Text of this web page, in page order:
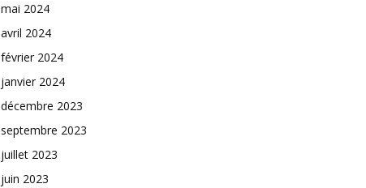
mai 2024
avril 2024
février 2024
janvier 2024
décembre 2023
septembre 2023
juillet 2023
juin 2023